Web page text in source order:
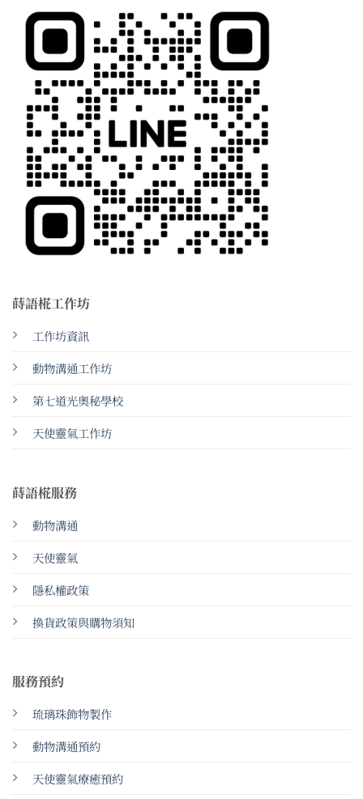
蒔語椛工作坊
工作坊資訊
動物溝通工作坊
第七道光奧秘學校
天使靈氣工作坊
蒔語椛服務
動物溝通
天使靈氣
隱私權政策
換貨政策與購物須知
服務預約
琉璃珠飾物製作
動物溝通預約
天使靈氣療癒預約